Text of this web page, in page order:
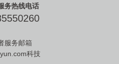
务热线电话
服务邮箱
科技